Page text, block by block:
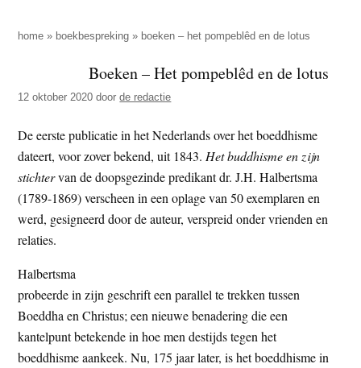
p
z
e
s
i
t
e
i
e
d
e
z
e
s
i
e
home » boekbespreking » boeken – het pompeblêd en de lotus
Boeken – Het pompeblêd en de lotus
12 oktober 2020 doorde redactie
De eerste publicatie in het Nederlands over het boeddhisme
dateert, voor zover bekend, uit 1843. Het buddhisme en zijn
stichtervan de doopsgezinde predikant dr. J.H. Halbertsma
(1789-1869) verscheen in een oplage van 50 exemplaren en
werd, gesigneerd door de auteur, verspreid onder vrienden en
relaties.
Halbertsma
probeerde in zijn geschrift een parallel te trekken tussen
Boeddha en Christus; een nieuwe benadering die een
kantelpunt betekende in hoe men destijds tegen het
boeddhisme aankeek. Nu, 175 jaar later, is het boeddhisme in